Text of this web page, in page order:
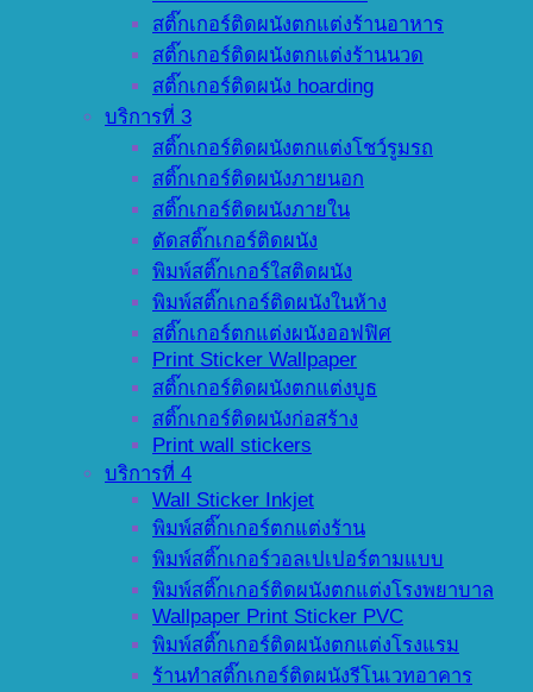
สติ๊กเกอร์ติดผนังตกแต่งร้านอาหาร
สติ๊กเกอร์ติดผนังตกแต่งร้านนวด
สติ๊กเกอร์ติดผนัง hoarding
บริการที่ 3
สติ๊กเกอร์ติดผนังตกแต่งโชว์รูมรถ
สติ๊กเกอร์ติดผนังภายนอก
สติ๊กเกอร์ติดผนังภายใน
ตัดสติ๊กเกอร์ติดผนัง
พิมพ์สติ๊กเกอร์ใสติดผนัง
พิมพ์สติ๊กเกอร์ติดผนังในห้าง
สติ๊กเกอร์ตกแต่งผนังออฟฟิศ
Print Sticker Wallpaper
สติ๊กเกอร์ติดผนังตกแต่งบูธ
สติ๊กเกอร์ติดผนังก่อสร้าง
Print wall stickers
บริการที่ 4
Wall Sticker Inkjet
พิมพ์สติ๊กเกอร์ตกแต่งร้าน
พิมพ์สติ๊กเกอร์วอลเปเปอร์ตามแบบ
พิมพ์สติ๊กเกอร์ติดผนังตกแต่งโรงพยาบาล
Wallpaper Print Sticker PVC
พิมพ์สติ๊กเกอร์ติดผนังตกแต่งโรงแรม
ร้านทำสติ๊กเกอร์ติดผนังรีโนเวทอาคาร